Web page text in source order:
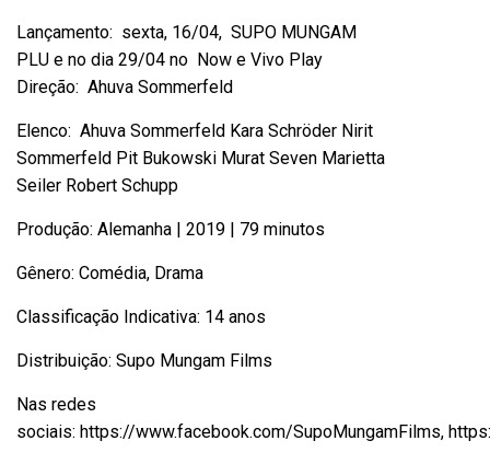
Lançamento: sexta, 16/04, SUPO MUNGAM
PLU e no dia 29/04 no Now e Vivo Play
Direção: Ahuva Sommerfeld
Elenco: Ahuva Sommerfeld Kara Schröder Nirit
Sommerfeld Pit Bukowski Murat Seven Marietta
Seiler Robert Schupp
Produção: Alemanha | 2019 | 79 minutos
Gênero: Comédia, Drama
Classificação Indicativa: 14 anos
Distribuição: Supo Mungam Films
Nas redes
sociais: https://www.facebook.com/SupoMungamFilms,